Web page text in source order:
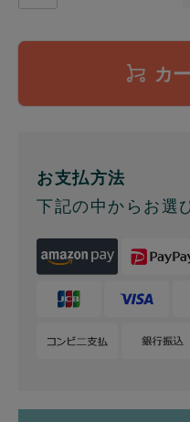
カ
お支払方法
下記の中からお選